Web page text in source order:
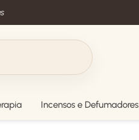
Incensos e Defumadores